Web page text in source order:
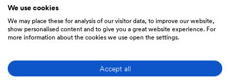
de proposer des formules complètes incluant pauses-
café et déjeuners. Au rez-de-chaussée, le restaurant Le
Wagon vous accueille pour prolonger vos discussions
recherchant une adresse prestigieuse, notre service de
domiciliation tout inclus renforce votre crédibilité
Prix
Bureau nomade
We use cookies
We may place these for analysis of our visitor data, to improve our website,
show personalised content and to give you a great website experience. For
more information about the cookies we use open the settings.
Accept all